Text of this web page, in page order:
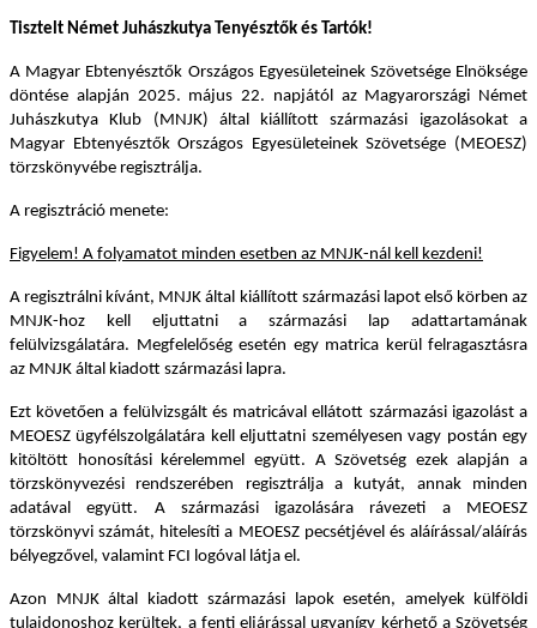
Tisztelt Német Juhászkutya Tenyésztők és Tartók!
A Magyar Ebtenyésztők Országos Egyesületeinek Szövetsége Elnöksége
döntése alapján 2025. május 22. napjától az Magyarországi Német
Juhászkutya Klub (MNJK) által kiállított származási igazolásokat a
Magyar Ebtenyésztők Országos Egyesületeinek Szövetsége (MEOESZ)
törzskönyvébe regisztrálja.
A regisztráció menete:
Figyelem! A folyamatot minden esetben az MNJK-nál kell kezdeni!
A regisztrálni kívánt, MNJK által kiállított származási lapot első körben az
MNJK-hoz kell eljuttatni a származási lap adattartamának
felülvizsgálatára. Megfelelőség esetén egy matrica kerül felragasztásra
az MNJK által kiadott származási lapra.
Ezt követően a felülvizsgált és matricával ellátott származási igazolást a
MEOESZ ügyfélszolgálatára kell eljuttatni személyesen vagy postán egy
kitöltött honosítási kérelemmel együtt. A Szövetség ezek alapján a
törzskönyvezési rendszerében regisztrálja a kutyát, annak minden
adatával együtt. A származási igazolására rávezeti a MEOESZ
törzskönyvi számát, hitelesíti a MEOESZ pecsétjével és aláírással/aláírás
bélyegzővel, valamint FCI logóval látja el.
Azon MNJK által kiadott származási lapok esetén, amelyek külföldi
tulajdonoshoz kerültek, a fenti eljárással ugyanígy kérhető a Szövetség